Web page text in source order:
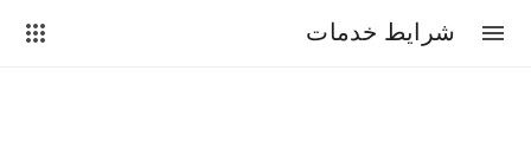
شرایط خدمات